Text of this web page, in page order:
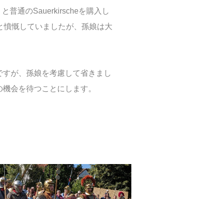
普通のSauerkirscheを購入し
慨していましたが、孫娘は大
が、孫娘を考慮して省きまし
会を待つことにします。